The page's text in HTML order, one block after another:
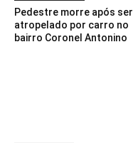
Pedestre morre após ser
atropelado por carro no
bairro Coronel Antonino